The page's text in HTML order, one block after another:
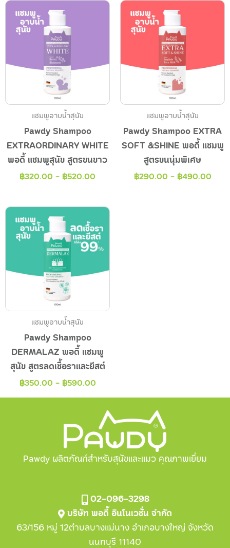
แชมพูอาบน้ำสุนัข
Pawdy Shampoo
EXTRAORDINARY WHITE
พอดี้ แชมพูสุนัข สูตรขนขาว
฿320.00 - ฿520.00
แชมพูอาบน้ำสุนัข
Pawdy Shampoo EXTRA
SOFT &SHINE พอดี้ แชมพู
สูตรขนนุ่มพิเศษ
฿290.00 - ฿490.00
แชมพูอาบน้ำสุนัข
Pawdy Shampoo
DERMALAZ พอดี้ แชมพู
สุนัข สูตรลดเชื้อราและยีสต์
฿350.00 - ฿590.00
Pawdy ผลิตภัณฑ์สำหรับสุนัขและแมว คุณภาพเยี่ยม
02-096-3298
บริษัท พอดี้ อินโนเวชั่น จำกัด
63/156 หมู่ 12ตำบลบางแม่นาง อำเภอบางใหญ่ จังหวัด
นนทบุรี 11140